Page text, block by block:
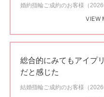
婚約指輪ご成約のお客様（2026
VIEW
総合的にみてもアイプ
だと感じた
結婚指輪ご成約のお客様（2026